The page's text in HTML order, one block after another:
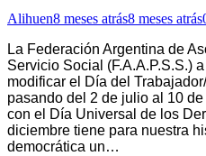
Alihuen8 meses atrás8 meses atrás
La Federación Argentina de
Servicio Social (F.A.A.P.S.S.)
modificar el Día del
pasando del 2 de julio al 10
con el Día Universal de los
diciembre tiene para nuestra
democrática un…